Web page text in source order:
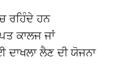
ਰਹਿੰਦੇ ਹਨ
ਕਾਲਜ ਜਾਂ
ਦਾਖਲਾ ਲੈਣ ਦੀ ਯੋਜਨਾ